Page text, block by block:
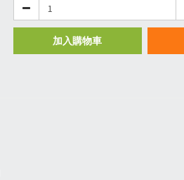
加入購物車